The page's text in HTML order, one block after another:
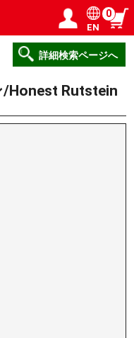
登録
EN
0
詳細検索ページへ
Honest Rutstein